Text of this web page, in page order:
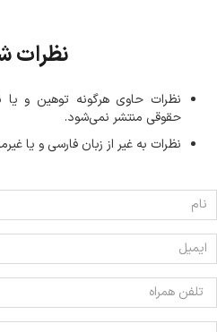
نظرات
نظرات حاوی هرگونه توهین و
حقوقی منتشر نمی‌شود.
نظرات به غیر از زبان فارسی و یا